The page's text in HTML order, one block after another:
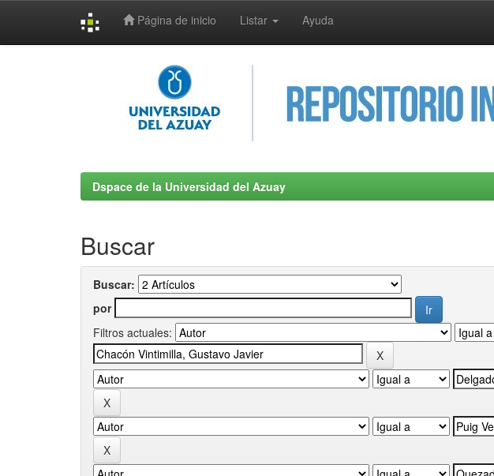
Página de inicio Listar Ayuda
Dspace de la Universidad del Azuay
Buscar
Buscar:
por
Filtros actuales: